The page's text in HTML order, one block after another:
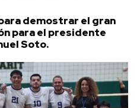
demostrar el gran
para el presidente
Soto.